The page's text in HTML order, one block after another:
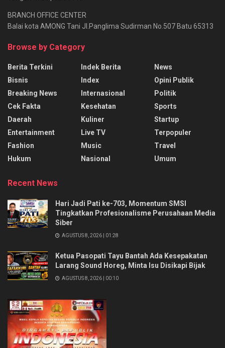
BRANCH OFFICE CENTER
Balai kota AMONG Tani Jl.Panglima Sudirman No.507 Batu 65313
Browse by Category
Berita Terkini
Bisnis
Breaking News
Cek Fakta
Daerah
Entertainment
Fashion
Hukum
Indek Berita
Index
Internasional
Kesehatan
Kuliner
Live TV
Music
Nasional
News
Opini Publik
Politik
Sports
Startup
Terpopuler
Travel
Umum
Recent News
Hari Jadi Pati ke-703, Momentum SMSI
Tingkatkan Profesionalisme Perusahaan Media
Siber
AGUSTUS 8, 2026 | 01:28
Ketua Pasopati Tayu Bantah Ada Kesepakatan
Larang Sound Horeg, Minta Isu Disikapi Bijak
AGUSTUS 8, 2026 | 00:10